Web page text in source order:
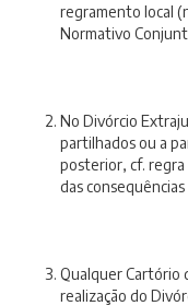
regramento local
Normativo
No Divórcio
partilhados ou a
posterior, cf. regra
das consequências
Qualquer Cartório
realização do